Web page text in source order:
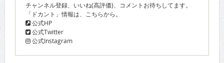
チャンネル登録、いいね(高評価)、コメントお待ちしてます。
「ドカント」情報は、こちらから。
公式HP
公式Twitter
公式Instagram